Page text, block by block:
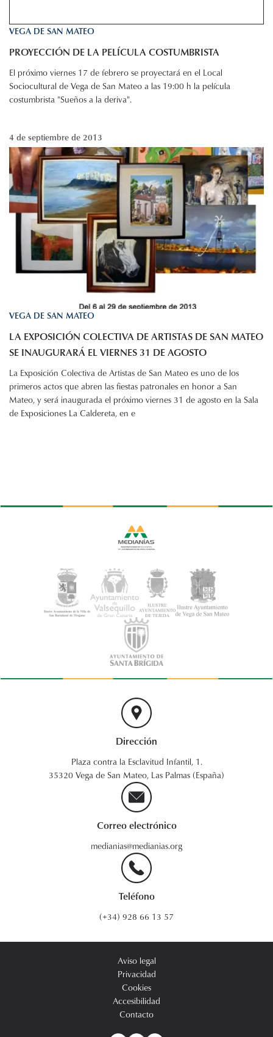
VEGA DE SAN MATEO
PROYECCIÓN DE LA PELÍCULA COSTUMBRISTA
El próximo viernes 17 de febrero se proyectará en el Local
Sociocultural de Vega de San Mateo a las 19:00 h la película
costumbrista "Sueños a la deriva".
4 de septiembre de 2013
VEGA DE SAN MATEO
LA EXPOSICIÓN COLECTIVA DE ARTISTAS DE SAN MATEO
SE INAUGURARÁ EL VIERNES 31 DE AGOSTO
La Exposición Colectiva de Artistas de San Mateo es uno de los
primeros actos que abren las fiestas patronales en honor a San
Mateo, y será inaugurada el próximo viernes 31 de agosto en la Sala
de Exposiciones La Caldereta, en e
Dirección
Plaza contra la Esclavitud Infantil, 1.
35320 Vega de San Mateo, Las Palmas (España)
Correo electrónico
medianias@medianias.org
Teléfono
(+34) 928 66 13 57
Aviso legal
Privacidad
Cookies
Accesibilidad
Contacto